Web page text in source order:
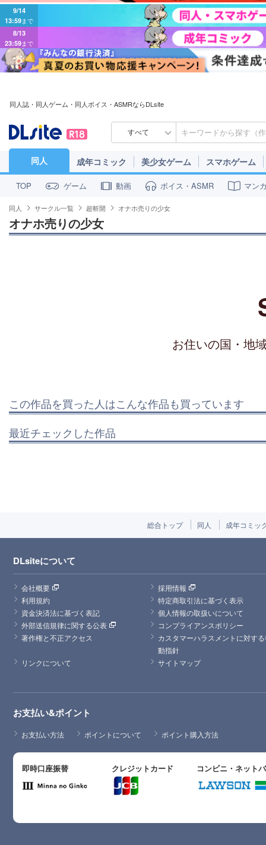
9/14
13:59まで
8/13
23:59まで
同人誌・同人ゲーム・同人ボイス・ASMRならDLsite
すべて
同人 成年コミック 美少女ゲーム スマホゲーム
TOP ゲーム 動画 ボイス・ASMR マン
同人 サークル一覧 超斬開 オナホ売りの少女
オナホ売りの少女
お住いの国・地
この作品を買った人はこんな作品も買っています
最近チェックした作品
総合トップ 同人 成年コミッ
DLsiteについて
会社概要
採用情報
利用規約
特定商取引法に基づく表示
資金決済法に基づく表記
個人情報の取扱いについて
外部送信規律に関する公表
コンプライアンスポリシー
著作権と不正アクセス
カスタマーハラスメントに対す
動指針
リンクについて
サイトマップ
お支払い&ポイント
お支払い方法 ポイントについて ポイント購入方法
即時口座振替 クレジットカード コンビニ・ネット